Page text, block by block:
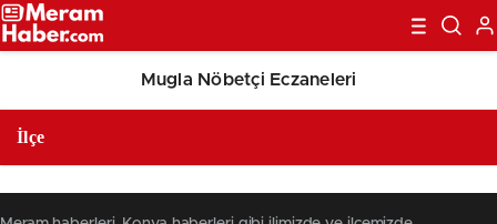
Mugla Nöbetçi Eczaneleri